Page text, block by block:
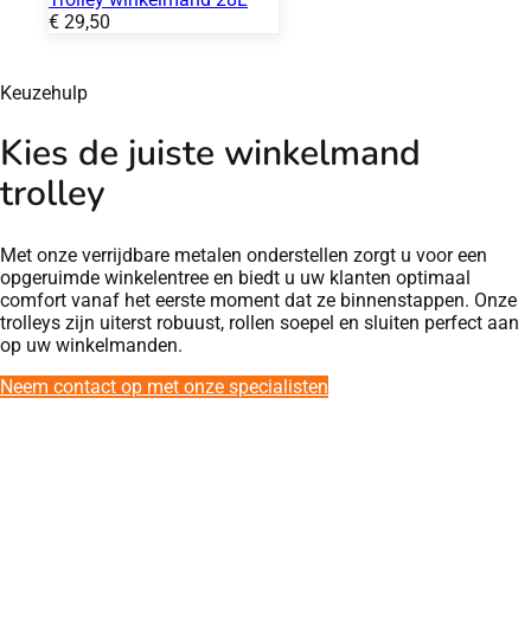
Prijs:
€ 29,50
Keuzehulp
Kies de juiste winkelmand
trolley
Met onze verrijdbare metalen onderstellen zorgt u voor een
opgeruimde winkelentree en biedt u uw klanten optimaal
comfort vanaf het eerste moment dat ze binnenstappen. Onze
trolleys zijn uiterst robuust, rollen soepel en sluiten perfect aan
op uw winkelmanden.
Neem contact op met onze specialisten